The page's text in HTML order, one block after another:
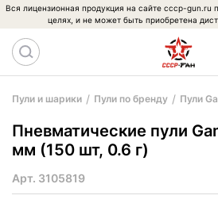
Вся лицензионная продукция на сайте cccp-gun.ru
целях, и не может быть приобретена
Пули и шарики Пули по бренду Пули
Пневматические пули
мм (150 шт, 0.6 г)
Арт. 3105819